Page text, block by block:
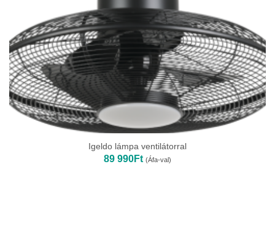
Igeldo lámpa ventilátorral
89 990Ft (Áfa-val)